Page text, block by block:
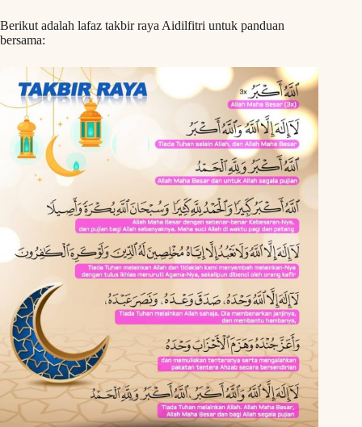
Berikut adalah lafaz takbir raya Aidilfitri untuk panduan
bersama: